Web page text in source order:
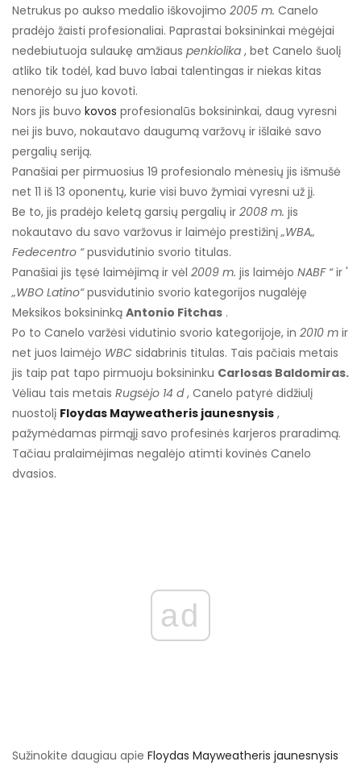
Netrukus po aukso medalio iškovojimo 2005 m. Canelo
pradėjo žaisti profesionaliai. Paprastai boksininkai mėgėjai
nedebiutuoja sulaukę amžiaus penkiolika , bet Canelo šuolį
atliko tik todėl, kad buvo labai talentingas ir niekas kitas
nenorėjo su juo kovoti.
Nors jis buvo kovos profesionalūs boksininkai, daug vyresni
nei jis buvo, nokautavo daugumą varžovų ir išlaikė savo
pergalių seriją.
Panašiai per pirmuosius 19 profesionalo mėnesių jis išmušė
net 11 iš 13 oponentų, kurie visi buvo žymiai vyresni už jį.
Be to, jis pradėjo keletą garsių pergalių ir 2008 m. jis
nokautavo du savo varžovus ir laimėjo prestižinį „WBA„
Fedecentro “ pusvidutinio svorio titulas.
Panašiai jis tęsė laimėjimą ir vėl 2009 m. jis laimėjo NABF “ ir '
„WBO Latino“ pusvidutinio svorio kategorijos nugalėję
Meksikos boksininką Antonio Fitchas .
Po to Canelo varžėsi vidutinio svorio kategorijoje, in 2010 m ir
net juos laimėjo WBC sidabrinis titulas. Tais pačiais metais
jis taip pat tapo pirmuoju boksininku Carlosas Baldomiras.
Vėliau tais metais Rugsėjo 14 d , Canelo patyrė didžiulį
nuostolį Floydas Mayweatheris jaunesnysis ,
pažymėdamas pirmąjį savo profesinės karjeros praradimą.
Tačiau pralaimėjimas negalėjo atimti kovinės Canelo
dvasios.
ad
Sužinokite daugiau apie Floydas Mayweatheris jaunesnysis